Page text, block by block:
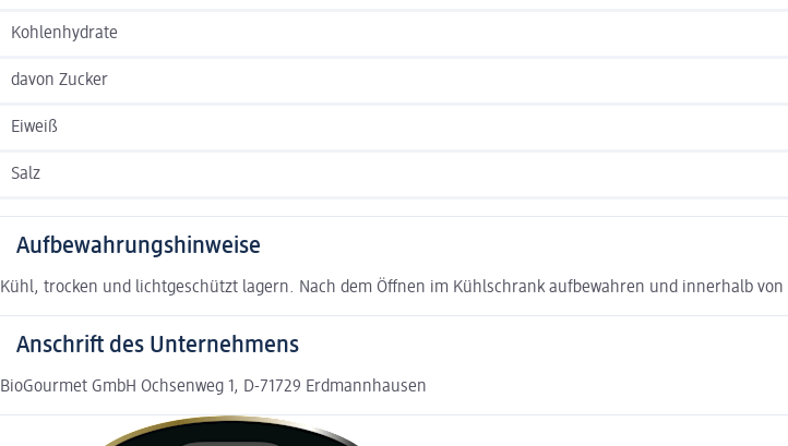
Kohlenhydrate
davon Zucker
Eiweiß
Salz
Aufbewahrungshinweise
Kühl, trocken und lichtgeschützt lagern. Nach dem Öffnen im Kühlschrank aufbewahren und innerhalb von
Anschrift des Unternehmens
BioGourmet GmbH Ochsenweg 1, D-71729 Erdmannhausen